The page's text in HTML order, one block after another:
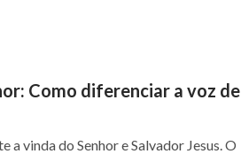
Como diferenciar a voz de
vinda do Senhor e Salvador Jesus. O